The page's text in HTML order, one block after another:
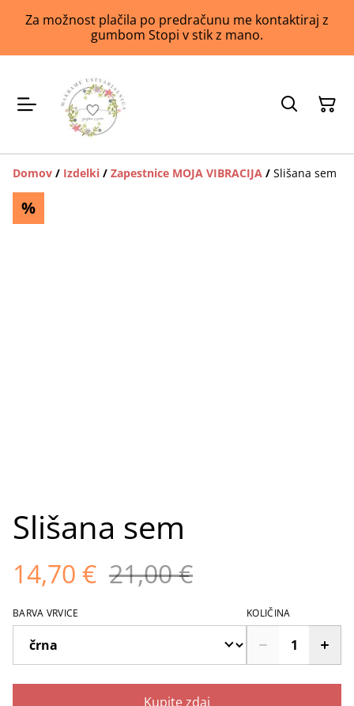
Za možnost plačila po predračunu me kontaktiraj z
gumbom Stopi v stik z mano.
Domov / Izdelki / Zapestnice MOJA VIBRACIJA / Slišana sem
%
Slišana sem
14,70 € 21,00 €
BARVA VRVICE KOLIČINA
Kupite zdaj